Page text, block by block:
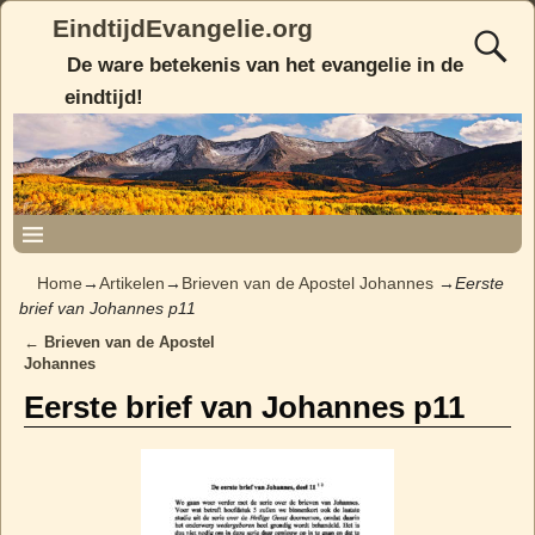
EindtijdEvangelie.org
De ware betekenis van het evangelie in de
eindtijd!
Home→Artikelen→ Brieven van de Apostel Johannes →Eerste
brief van Johannes p11
Post navigation
← Brieven van de Apostel
Johannes
Eerste brief van Johannes p11